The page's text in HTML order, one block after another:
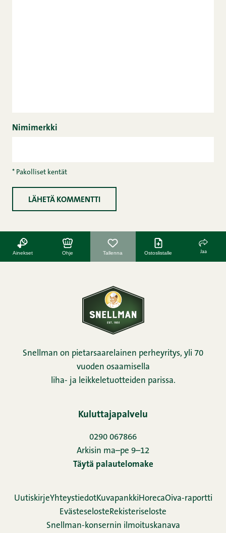
Nimimerkki
* Pakolliset kentät
Ainekset Ohje Tallenna Ostoslistalle Jaa
Snellman on pietarsaarelainen perheyritys, yli 70
vuoden osaamisella
liha- ja leikkeletuotteiden parissa.
Kuluttajapalvelu
0290 067866
Arkisin ma–pe 9–12
Täytä palautelomake
UutiskirjeYhteystiedotKuvapankki HorecaOiva-raportti
Evästeseloste Rekisteriseloste
Snellman-konsernin ilmoituskanava